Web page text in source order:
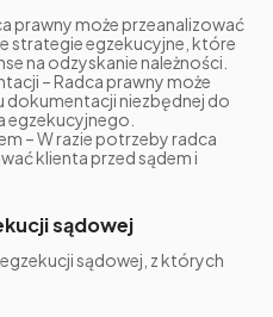
prawny może przeanalizować
strategie egzekucyjne, które
na odzyskanie należności.
– Radca prawny może
niezbędnej do
– W razie potrzeby radca
klienta przed sądem i
sądowej
sądowej, z których